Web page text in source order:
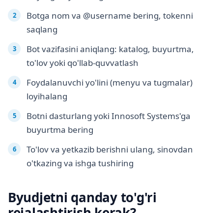
Botga nom va @username bering, tokenni
saqlang
Bot vazifasini aniqlang: katalog, buyurtma,
to'lov yoki qo'llab-quvvatlash
Foydalanuvchi yo'lini (menyu va tugmalar)
loyihalang
Botni dasturlang yoki Innosoft Systems'ga
buyurtma bering
To'lov va yetkazib berishni ulang, sinovdan
o'tkazing va ishga tushiring
Byudjetni qanday to'g'ri